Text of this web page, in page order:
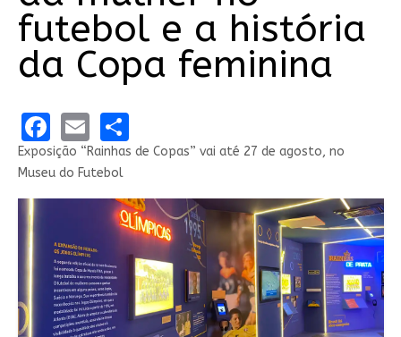
futebol e a história
da Copa feminina
Facebook
EmailShare
Exposição “Rainhas de Copas” vai até 27 de agosto, no
Museu do Futebol